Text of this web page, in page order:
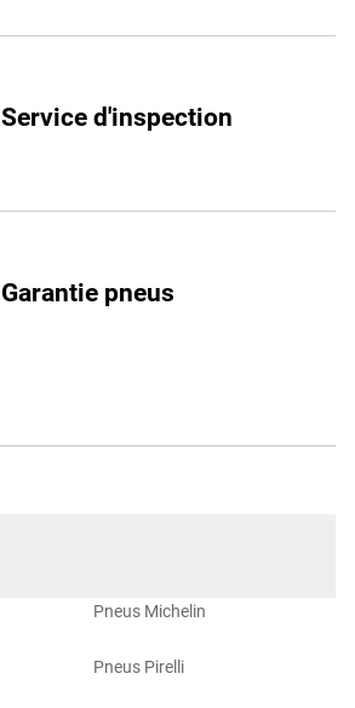
Service d'inspection
Garantie pneus
Pneus Michelin
Pneus Pirelli